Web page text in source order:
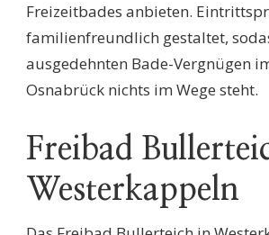
Freizeitbades anbieten.
familienfreundlich gestaltet,
ausgedehnten Bade-Vergnügen
Osnabrück nichts im Wege steht.
Freibad
Westerkappeln